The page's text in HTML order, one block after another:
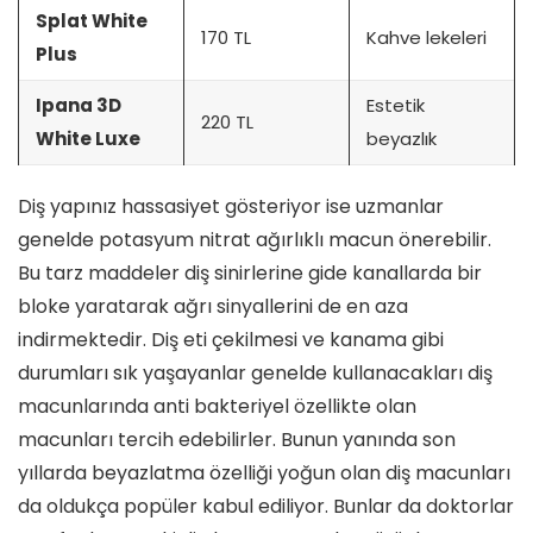
Splat White
Plus
170 TL Kahve lekeleri
Ipana 3D
White Luxe
220 TL
Estetik
beyazlık
Diş yapınız hassasiyet gösteriyor ise uzmanlar
genelde potasyum nitrat ağırlıklı macun önerebilir.
Bu tarz maddeler diş sinirlerine gide kanallarda bir
bloke yaratarak ağrı sinyallerini de en aza
indirmektedir. Diş eti çekilmesi ve kanama gibi
durumları sık yaşayanlar genelde kullanacakları diş
macunlarında anti bakteriyel özellikte olan
macunları tercih edebilirler. Bunun yanında son
yıllarda beyazlatma özelliği yoğun olan diş macunları
da oldukça popüler kabul ediliyor. Bunlar da doktorlar